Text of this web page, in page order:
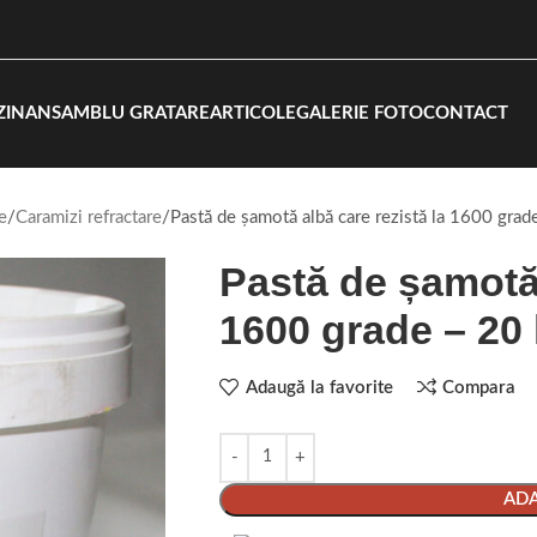
ANSAMBLU GRATAREARTICOLEGALERIE FOTOCONTACT
Caramizi refractare Pastă de șamotă albă care rezistă la 1600
Pastă de
1600 grade – 20
Adaugă la favorite Compara